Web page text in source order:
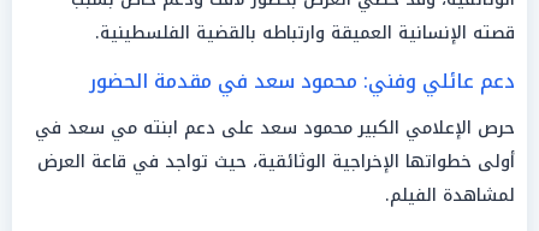
قصته الإنسانية العميقة وارتباطه بالقضية الفلسطينية.
دعم عائلي وفني: محمود سعد في مقدمة الحضور
حرص الإعلامي الكبير محمود سعد على دعم ابنته مي سعد في
أولى خطواتها الإخراجية الوثائقية، حيث تواجد في قاعة العرض
لمشاهدة الفيلم.